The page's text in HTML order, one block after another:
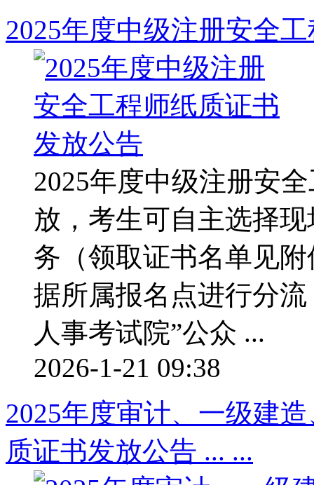
2025年度中级注册安全
2025年度中级注册安
放，考生可自主选择
务（领取证书名单见
据所属报名点进行分
人事考试院”公众 ...
2026-1-21 09:38
2025年度审计、一级建
质证书发放公告 ... ...